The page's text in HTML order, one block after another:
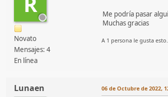
Novato
Mensajes: 4
En línea
Me podría pasar
Muchas gracias
A 1 persona le gusta esto.
Lunaen 06 de Octubre de 2022,